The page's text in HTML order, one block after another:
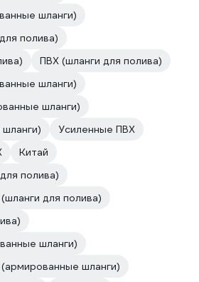
шланги)
полива)
ПВХ (шланги для полива)
шланги)
шланги)
Усиленные ПВХ
Китай
полива)
для полива)
шланги)
шланги)